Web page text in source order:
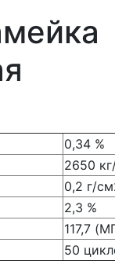
0,34 %
2650
0,2 г/
2,3 %
117,7
50